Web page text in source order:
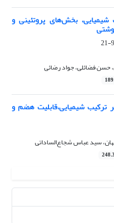
شیمیایی، بخش‌های پروتئینی و
9-21
حسن فضائلی، جواد رضائی
ترکیب شیمیایی،قابلیت هضم و
سید عباس شجاع‌الساداتی